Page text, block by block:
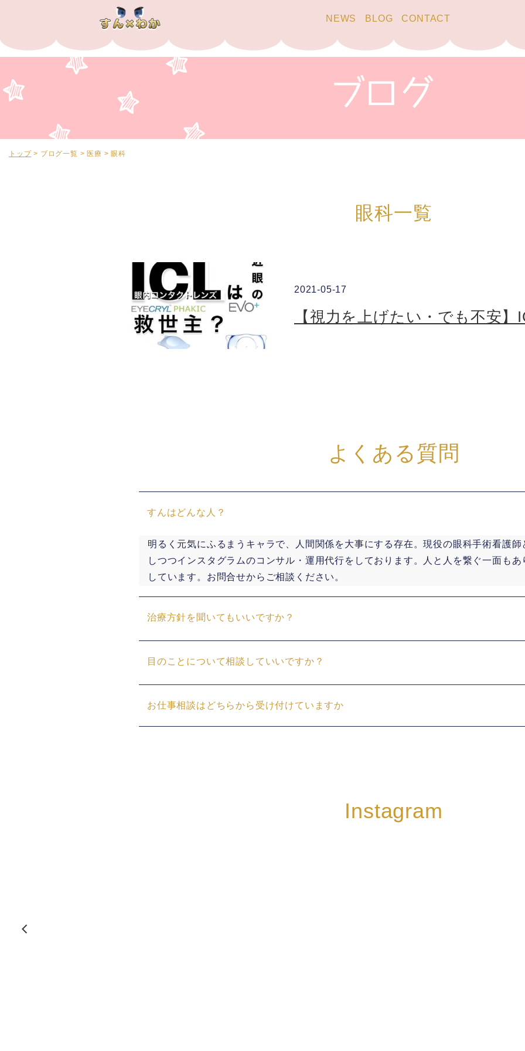
NEWS BLOG CONTACT
トップ> ブログ一覧 > 医療 > 眼科
眼科一覧
2021-05-17
【視力を上げたい・でも不安
よくある質問
すんはどんな人？
明るく元気にふるまうキャラで、人間関係を大事にする存在。現役の眼科手術看護
しつつインスタグラムのコンサル・運用代行をしております。人と人を繋ぐ一面も
しています。お問合せからご相談ください。
治療方針を聞いてもいいですか？
目のことについて相談していいですか？
お仕事相談はどちらから受け付けていますか
Instagram